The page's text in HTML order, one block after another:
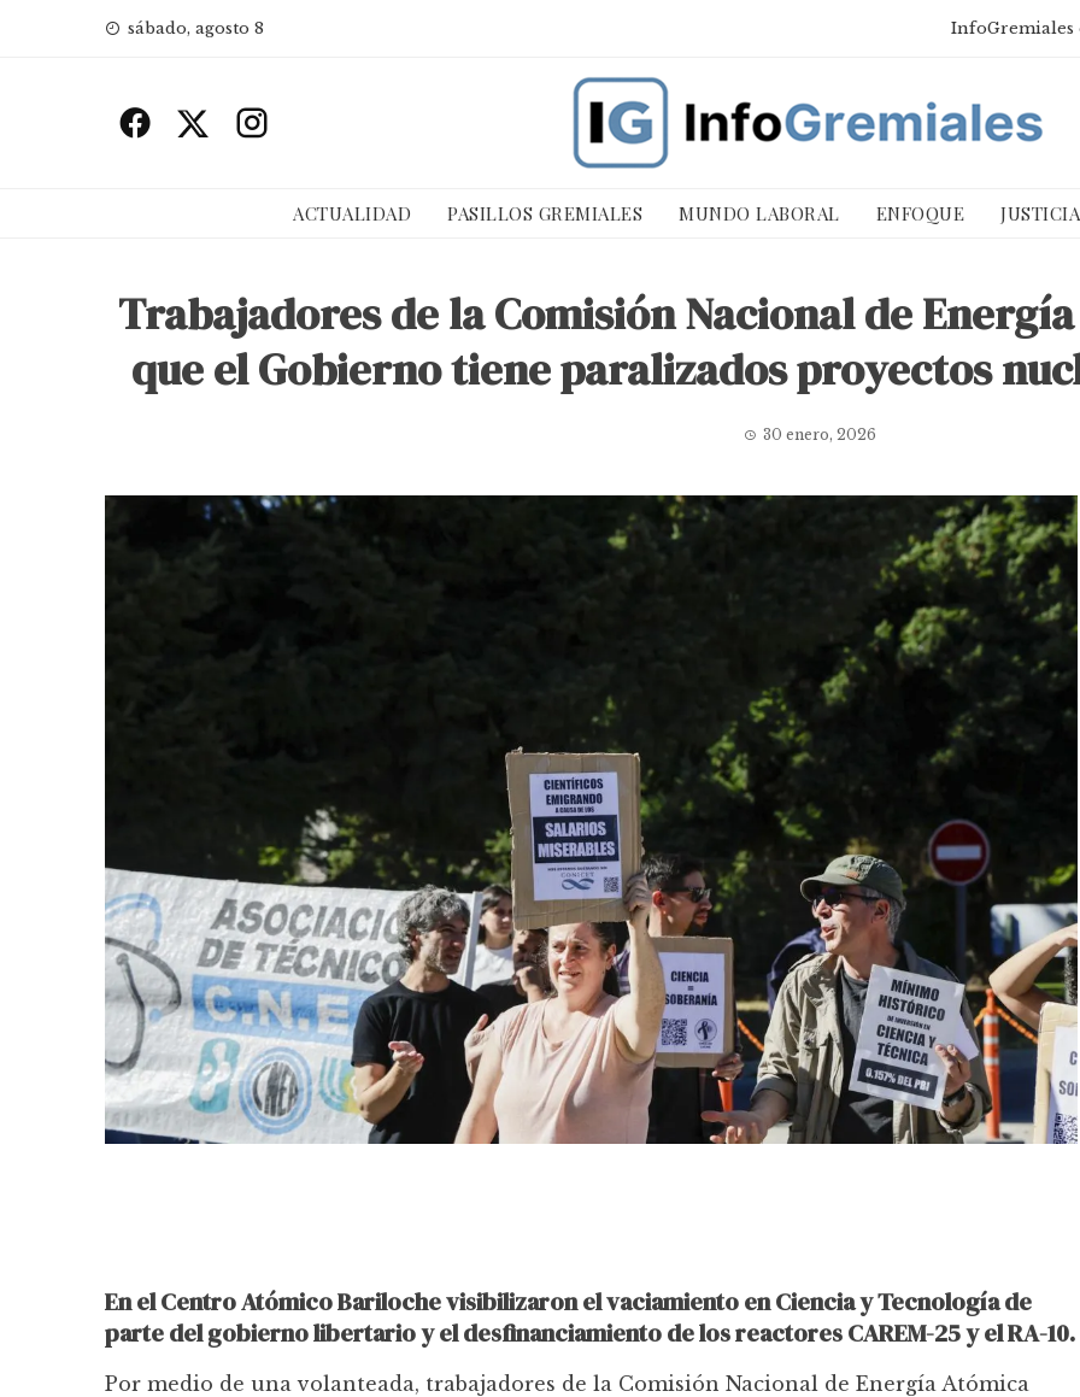
sábado, agosto 8 InfoGremiales
ACTUALIDAD PASILLOS GREMIALES MUNDO LABORAL ENFOQUE
Trabajadores de la Comisión Nacional de
que el Gobierno tiene paralizados proyectos
30 enero, 2026
En el Centro Atómico Bariloche visibilizaron el vaciamiento en Ciencia y Tecnología de
parte del gobierno libertario y el desfinanciamiento de los reactores CAREM-25 y el RA-10.
Por medio de una volanteada, trabajadores de la Comisión Nacional de Energía Atómica